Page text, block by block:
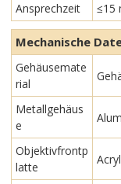
Ansprechzeit
≤15
Mechanische
Gehäusemate
rial
Metallgehäus
e
Objektivfrontp
latte
Acryl